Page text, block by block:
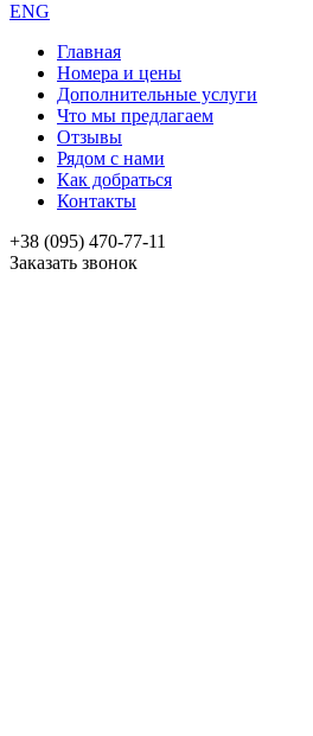
ENG
Главная
Номера и цены
Дополнительные услуги
Что мы предлагаем
Отзывы
Рядом с нами
Как добраться
Контакты
+38 (095) 470-77-11
Заказать звонок